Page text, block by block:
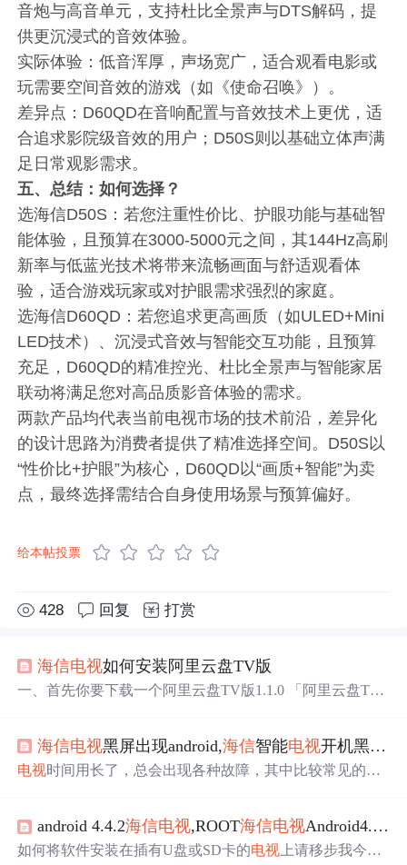
音炮与高音单元，支持杜比全景声与DTS解码，提
供更沉浸式的音效体验。
实际体验：低音浑厚，声场宽广，适合观看电影或
玩需要空间音效的游戏（如《使命召唤》）。
差异点：D60QD在音响配置与音效技术上更优，适
合追求影院级音效的用户；D50S则以基础立体声满
足日常观影需求。
五、 总结：如何选择？
选海信D50S：若您注重性价比、护眼功能与基础智
能体验，且预算在3000-5000元之间，其144Hz高刷
新率与低蓝光技术将带来流畅画面与舒适观看体
验，适合游戏玩家或对护眼需求强烈的家庭。
选海信D60QD：若您追求更高画质（如ULED+Mini
LED技术）、沉浸式音效与智能交互功能，且预算
充足，D60QD的精准控光、杜比全景声与智能家居
联动将满足您对高品质影音体验的需求。
两款产品均代表当前电视市场的技术前沿，差异化
的设计思路为消费者提供了精准选择空间。D50S以
“性价比+护眼”为核心，D60QD以“画质+智能”为卖
点，最终选择需结合自身使用场景与预算偏好。
给本帖投票
428 回复 打赏
海信电视如何安装阿里云盘TV版
一、首先你要下载一个阿里云盘TV版1.1.0 「阿里云盘TV
模式打开。 三、U盘插到海信电视上，查找U盘里面的文
件，直接安装即可。 ...
海信电视黑屏出现android,海信智能电视开机黑屏原因和解决办法
电视时间用长了，总会出现各种故障，其中比较常见的就
解决方法。 海信智能电视开机黑屏原因汇总：一、总描述
海信电视机无图像故障表现多样，常见故障形式有两种，
android 4.4.2海信电视,ROOT海信电视Android4.0的详细步骤
如何将软件安装在插有U盘或SD卡的电视 上请移步我今年